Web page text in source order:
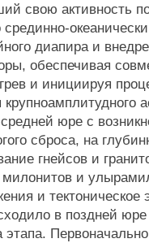
свою активность
диапира и
обеспечивая
и инициируя
юре с
сброса, на
гнейсов и
и
и тектоническое
в поздней юре